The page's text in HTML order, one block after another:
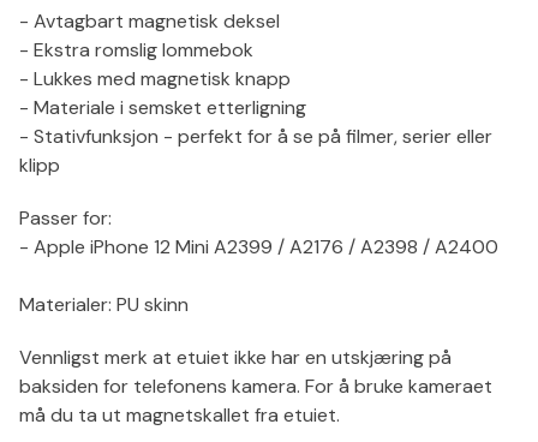
- Avtagbart magnetisk deksel
- Ekstra romslig lommebok
- Lukkes med magnetisk knapp
- Materiale i semsket etterligning
- Stativfunksjon - perfekt for å se på filmer, serier eller
klipp
Passer for:
- Apple iPhone 12 Mini A2399 / A2176 / A2398 / A2400
Materialer: PU skinn
Vennligst merk at etuiet ikke har en utskjæring på
baksiden for telefonens kamera. For å bruke kameraet
må du ta ut magnetskallet fra etuiet.